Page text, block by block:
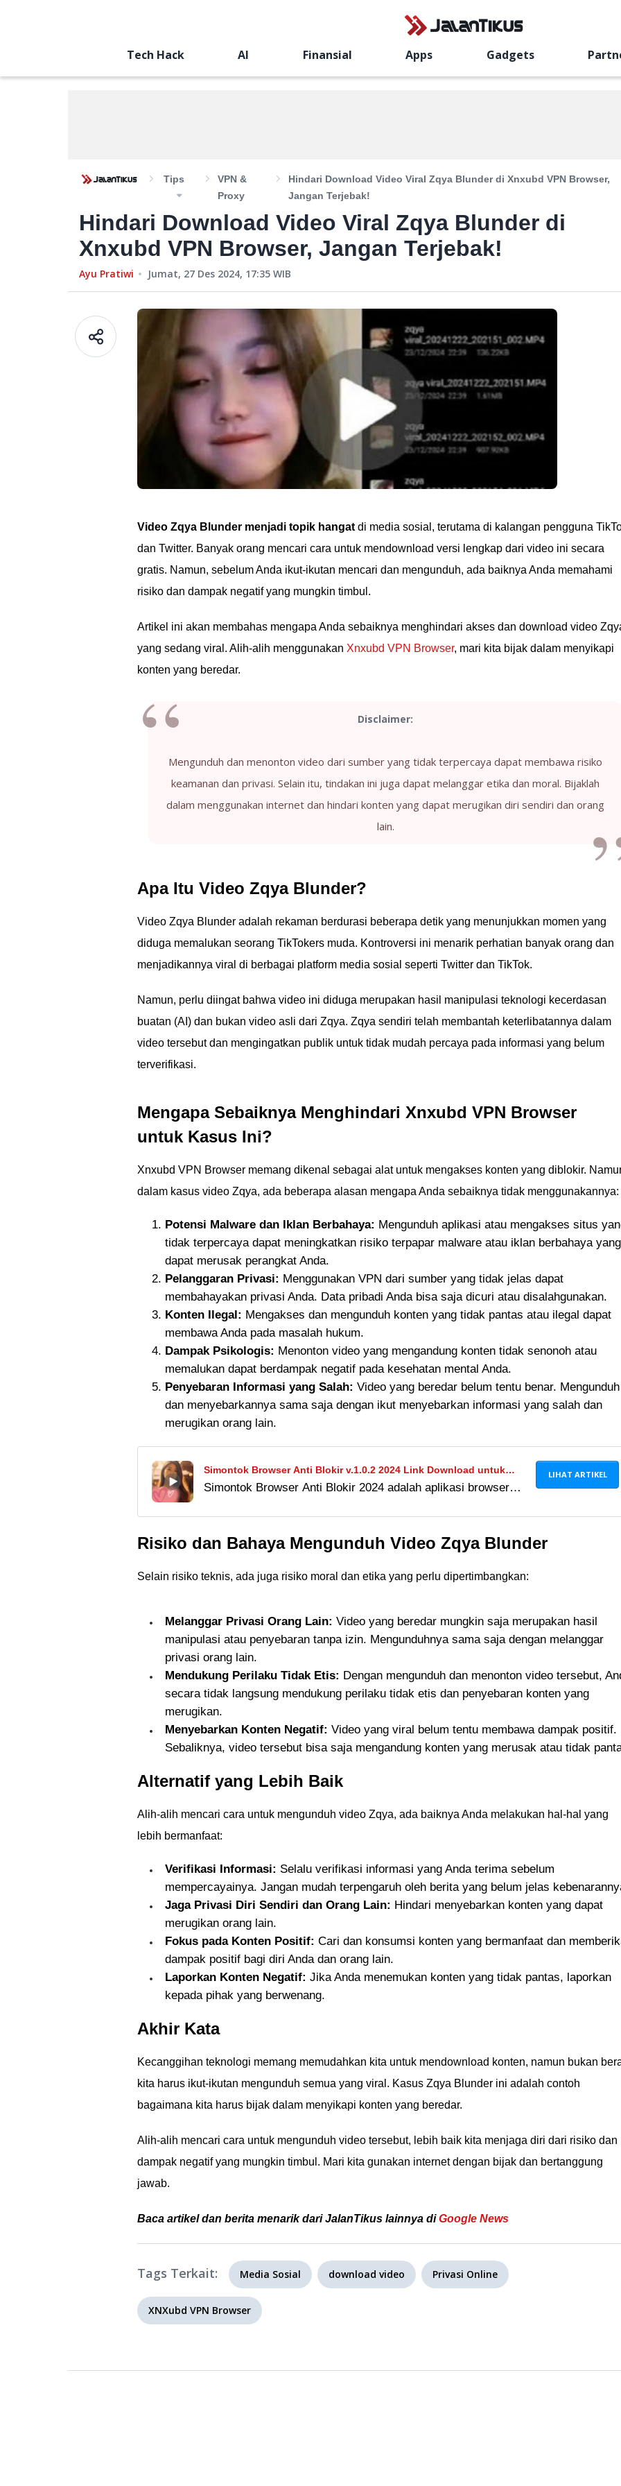
Tech Hack AI Finansial Apps Gadgets
Tips
VPN &
Proxy
Hindari Download Video Viral Zqya Blunder di Xnxubd VPN Browser,
Jangan Terjebak!
Hindari Download Video Viral Zqya Blunder di
Xnxubd VPN Browser, Jangan Terjebak!
Ayu Pratiwi Jumat, 27 Des 2024, 17:35 WIB
Video Zqya Blunder menjadi topik hangat di media sosial, terutama di kalangan pengguna
dan Twitter. Banyak orang mencari cara untuk mendownload versi lengkap dari video ini secara
gratis. Namun, sebelum Anda ikut-ikutan mencari dan mengunduh, ada baiknya Anda memahami
risiko dan dampak negatif yang mungkin timbul.
Artikel ini akan membahas mengapa Anda sebaiknya menghindari akses dan download video
yang sedang viral. Alih-alih menggunakan Xnxubd VPN Browser, mari kita bijak dalam menyikapi
konten yang beredar.
Disclaimer:
Mengunduh dan menonton video dari sumber yang tidak terpercaya dapat membawa risiko
keamanan dan privasi. Selain itu, tindakan ini juga dapat melanggar etika dan moral. Bijaklah
dalam menggunakan internet dan hindari konten yang dapat merugikan diri sendiri dan orang
lain.
Apa Itu Video Zqya Blunder?
Video Zqya Blunder adalah rekaman berdurasi beberapa detik yang menunjukkan momen yang
diduga memalukan seorang TikTokers muda. Kontroversi ini menarik perhatian banyak orang dan
menjadikannya viral di berbagai platform media sosial seperti Twitter dan TikTok.
Namun, perlu diingat bahwa video ini diduga merupakan hasil manipulasi teknologi kecerdasan
buatan (AI) dan bukan video asli dari Zqya. Zqya sendiri telah membantah keterlibatannya dalam
video tersebut dan mengingatkan publik untuk tidak mudah percaya pada informasi yang belum
terverifikasi.
Mengapa Sebaiknya Menghindari Xnxubd VPN Browser
untuk Kasus Ini?
Xnxubd VPN Browser memang dikenal sebagai alat untuk mengakses konten yang diblokir.
dalam kasus video Zqya, ada beberapa alasan mengapa Anda sebaiknya tidak menggunakannya:
Potensi Malware dan Iklan Berbahaya: Mengunduh aplikasi atau mengakses situs
tidak terpercaya dapat meningkatkan risiko terpapar malware atau iklan berbahaya yang
dapat merusak perangkat Anda.
Pelanggaran Privasi: Menggunakan VPN dari sumber yang tidak jelas dapat
membahayakan privasi Anda. Data pribadi Anda bisa saja dicuri atau disalahgunakan.
Konten Ilegal: Mengakses dan mengunduh konten yang tidak pantas atau ilegal dapat
membawa Anda pada masalah hukum.
Dampak Psikologis: Menonton video yang mengandung konten tidak senonoh atau
memalukan dapat berdampak negatif pada kesehatan mental Anda.
Penyebaran Informasi yang Salah: Video yang beredar belum tentu benar. Mengunduh
dan menyebarkannya sama saja dengan ikut menyebarkan informasi yang salah dan
merugikan orang lain.
Simontok Browser Anti Blokir v.1.0.2 2024 Link Download untuk
Android
Simontok Browser Anti Blokir 2024 adalah aplikasi browser
LIHAT ARTIKEL
Risiko dan Bahaya Mengunduh Video Zqya Blunder
Selain risiko teknis, ada juga risiko moral dan etika yang perlu dipertimbangkan:
Melanggar Privasi Orang Lain: Video yang beredar mungkin saja merupakan hasil
manipulasi atau penyebaran tanpa izin. Mengunduhnya sama saja dengan melanggar
privasi orang lain.
Mendukung Perilaku Tidak Etis: Dengan mengunduh dan menonton video tersebut,
secara tidak langsung mendukung perilaku tidak etis dan penyebaran konten yang
merugikan.
Menyebarkan Konten Negatif: Video yang viral belum tentu membawa dampak positif.
Sebaliknya, video tersebut bisa saja mengandung konten yang merusak atau tidak
Alternatif yang Lebih Baik
Alih-alih mencari cara untuk mengunduh video Zqya, ada baiknya Anda melakukan hal-hal yang
lebih bermanfaat:
Verifikasi Informasi: Selalu verifikasi informasi yang Anda terima sebelum
mempercayainya. Jangan mudah terpengaruh oleh berita yang belum jelas
Jaga Privasi Diri Sendiri dan Orang Lain: Hindari menyebarkan konten yang dapat
merugikan orang lain.
Fokus pada Konten Positif: Cari dan konsumsi konten yang bermanfaat dan
dampak positif bagi diri Anda dan orang lain.
Laporkan Konten Negatif: Jika Anda menemukan konten yang tidak pantas, laporkan
kepada pihak yang berwenang.
Akhir Kata
Kecanggihan teknologi memang memudahkan kita untuk mendownload konten, namun bukan
kita harus ikut-ikutan mengunduh semua yang viral. Kasus Zqya Blunder ini adalah contoh
bagaimana kita harus bijak dalam menyikapi konten yang beredar.
Alih-alih mencari cara untuk mengunduh video tersebut, lebih baik kita menjaga diri dari risiko dan
dampak negatif yang mungkin timbul. Mari kita gunakan internet dengan bijak dan bertanggung
jawab.
Baca artikel dan berita menarik dari JalanTikus lainnya diGoogle News
Tags Terkait: Media Sosial download video Privasi Online
XNXubd VPN Browser